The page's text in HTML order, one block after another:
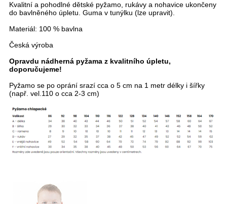
Kvalitní a pohodlné dětské pyžamo, rukávy a nohavice ukončeny
do bavlněného úpletu. Guma v tunýlku (lze upravit).
Materiál: 100 % bavlna
Česká výroba
Opravdu nádherná pyžama z kvalitního úpletu,
doporučujeme!
Pyžamo se po oprání srazí cca o 5 cm na 1 metr délky i šířky
(např. vel.110 o cca 2-3 cm)